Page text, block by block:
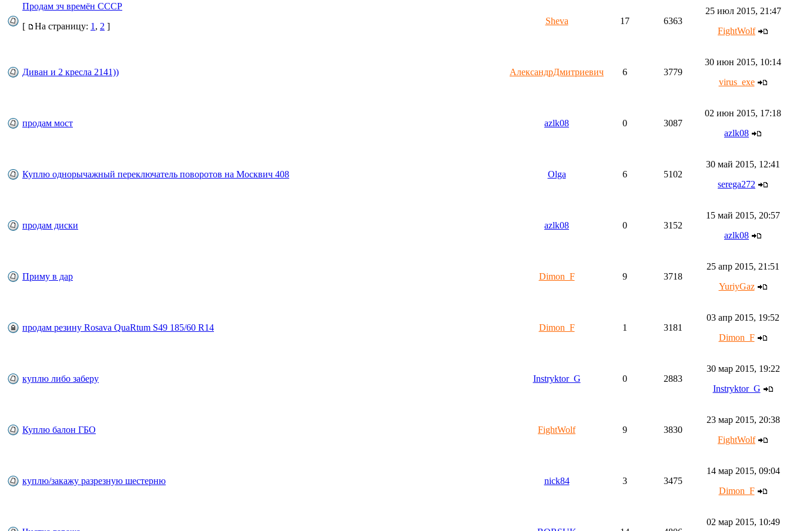
Продам зч времён СССР
[
На страницу: 1 , 2 ]
Sheva 17 6363
25 июл 2015, 21:47
FightWolf
Диван и 2 кресла 2141)) АлександрДмитриевич 6 3779
30 июн 2015, 10:14
virus_exe
продам мост azlk08 0 3087
02 июн 2015, 17:18
azlk08
Куплю однорычажный переключатель поворотов на Москвич 408 Olga 6 5102
30 май 2015, 12:41
serega272
продам диски azlk08 0 3152
15 май 2015, 20:57
azlk08
Приму в дар Dimon_F 9 3718
25 апр 2015, 21:51
YuriyGaz
продам резину Rosava QuaRtum S49 185/60 R14 Dimon_F 1 3181
03 апр 2015, 19:52
Dimon_F
куплю либо заберу Instryktor_G 0 2883
30 мар 2015, 19:22
Instryktor_G
Куплю балон ГБО FightWolf 9 3830
23 мар 2015, 20:38
FightWolf
куплю/закажу разрезную шестерню nick84 3 3475
14 мар 2015, 09:04
Dimon_F
02 мар 2015, 10:49